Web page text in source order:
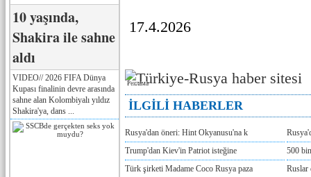
10 yaşında,
Shakira ile sahne
aldı
VIDEO// 2026 FIFA Dünya
Kupası finalinin devre arasında
sahne alan Kolombiyalı yıldız
Shakira'ya, dans ...
17.4.2026
Реклама
İLGİLİ HABERLER
Rusya'dan öneri: Hint Okyanusu'na k
Trump'dan Kiev'in Patriot isteğine
500
Türk şirketi Madame Coco Rusya paza
Ruslar